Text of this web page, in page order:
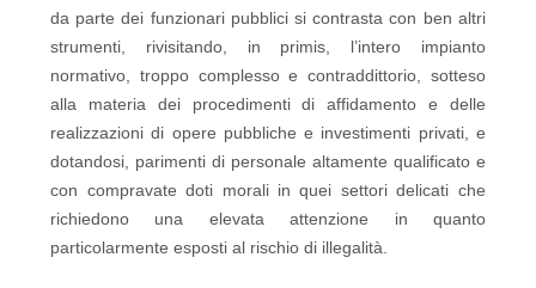
da parte dei funzionari pubblici si contrasta con ben altri
strumenti, rivisitando, in primis, l’intero impianto
normativo, troppo complesso e contraddittorio, sotteso
alla materia dei procedimenti di affidamento e delle
realizzazioni di opere pubbliche e investimenti privati, e
dotandosi, parimenti di personale altamente qualificato e
con compravate doti morali in quei settori delicati che
richiedono una elevata attenzione in quanto
particolarmente esposti al rischio di illegalità.